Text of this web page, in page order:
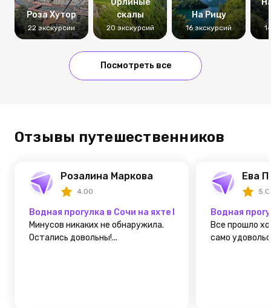
Роза Хутор
22 экскурсии
скалы
20 экскурсий
На Рицу
16 экскурсий
Посмотреть все
Отзывы путешественников
Розалина Маркова
4.00
Водная прогулка в Сочи на яхте Мун Марин
Минусов никаких не обнаружила.
Остались довольны!...
Ева
Водная
Все прошло
само